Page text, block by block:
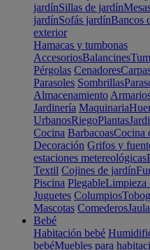
jardínSillas de jardín
jardínSofás jardínBancos
exterior
Hamacas y tumbonas
AccesoriosBalancines
Pérgolas Cenadores
Parasoles Sombrillas
Almacenamiento
Jardinería Maquinaria
UrbanosRiegoPlantas
Cocina BarbacoasCocina
Decoración Grifos y
estaciones metereológicas
Textil Cojines de jardín
Piscina PlegableLimpieza
Juguetes Columpios
Mascotas Comederos
Bebé
Habitación bebé
bebéMuebles para